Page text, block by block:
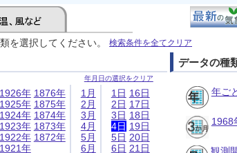
を選択してください。 検索条件を全てクリア
年月日の選択をクリア
1926年
1925年
1924年
1923年
1922年
1921年
1876年
1875年
1874年
1873年
1872年
1月
2月
3月
4月
5月
6月
1日
2日
3日
4日
5日
6日
16日
17日
18日
19日
20日
21日
データの種
年ご
1968